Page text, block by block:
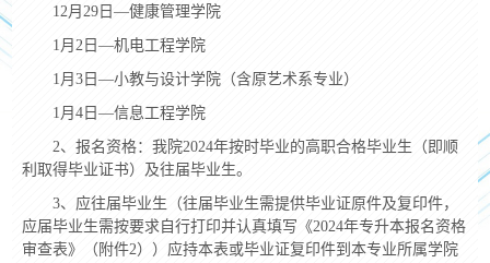
12月29日—健康管理学院
1月2日—机电工程学院
1月3日—小教与设计学院（含原艺术系专业）
1月4日—信息工程学院
2、报名资格：我院2024年按时毕业的高职合格毕业生（即顺
利取得毕业证书）及往届毕业生。
3、应往届毕业生（往届毕业生需提供毕业证原件及复印件，
应届毕业生需按要求自行打印并认真填写《2024年专升本报名资格
审查表》（附件2））应持本表或毕业证复印件到本专业所属学院